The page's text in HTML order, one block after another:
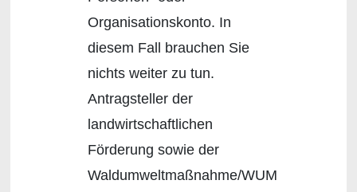
Organisationskonto. In
diesem Fall brauchen Sie
nichts weiter zu tun.
Antragsteller der
landwirtschaftlichen
Förderung sowie der
Waldumweltmaßnahme/WUM